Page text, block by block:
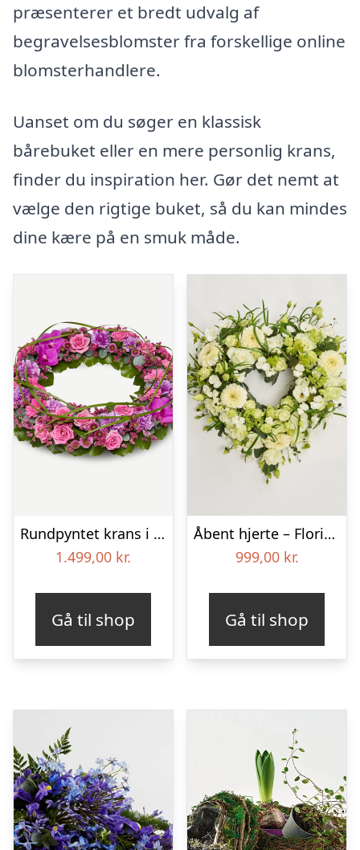
præsenterer et bredt udvalg af
begravelsesblomster fra forskellige online
blomsterhandlere.
Uanset om du søger en klassisk
bårebuket eller en mere personlig krans,
finder du inspiration her. Gør det nemt at
vælge den rigtige buket, så du kan mindes
dine kære på en smuk måde.
Rundpyntet krans i klassisk stil – pink
1.499,00 kr.
Gå til shop
Åbent hjerte – Floristens kreative valg
999,00 kr.
Gå til shop